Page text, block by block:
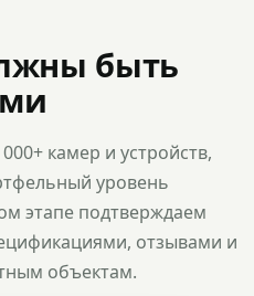
быть
камер и устройств,
уровень
этапе подтверждаем
отзывами и
объектам.